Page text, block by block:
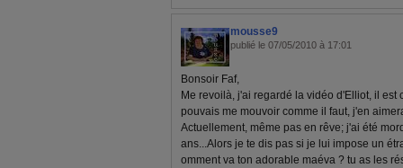
mousse9
publié le 07/05/2010 à 17:01
Bonsoir Faf,
Me revoilà, j'ai regardé la vidéo d'Elliot, il est
pouvais me mouvoir comme il faut, j'en
Actuellement, même pas en rêve; j'ai été
ans...Alors je te dis pas si je lui impose un
omment va ton adorable maéva ? tu as les